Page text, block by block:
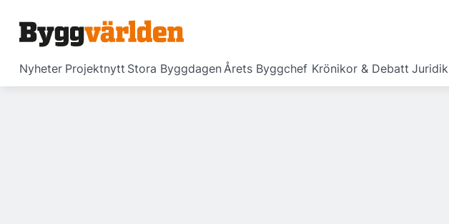
Nyheter Projektnytt Stora ByggdagenÅrets Byggchef Krönikor & Debatt Juridik